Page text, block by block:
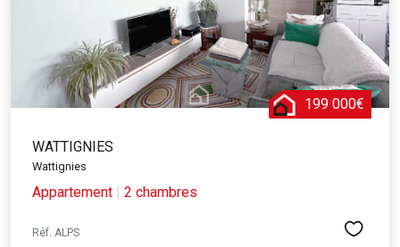
199 000€
WATTIGNIES
Wattignies
Appartement | 2 chambres
Réf. ALPS